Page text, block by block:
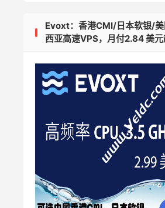
Evoxt：香港CMI/日本软银/
西亚高速VPS，月付2.84 美元